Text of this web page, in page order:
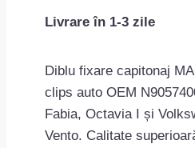
MAC0702ROM10908
Livrare în 1-3 zile
Diblu fixare capitonaj
clips auto OEM
Fabia, Octavia I și
Vento. Calitate